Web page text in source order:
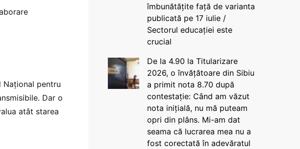
Național pentru
Dar o
atât starea
îmbunătățite față de varianta
publicată pe 17 iulie /
Sectorul educației este
crucial
De la 4.90 la Titularizare
2026, o învățătoare din Sibiu
a primit nota 8.70 după
contestație: Când am văzut
nota inițială, nu mă puteam
opri din plâns. Mi-am dat
seama că lucrarea mea nu a
fost corectată în adevăratul